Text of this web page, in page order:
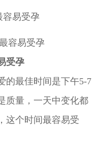
容易受孕
受孕
最佳时间是下午5-7
质量，一天中变化都
这个时间最容易受